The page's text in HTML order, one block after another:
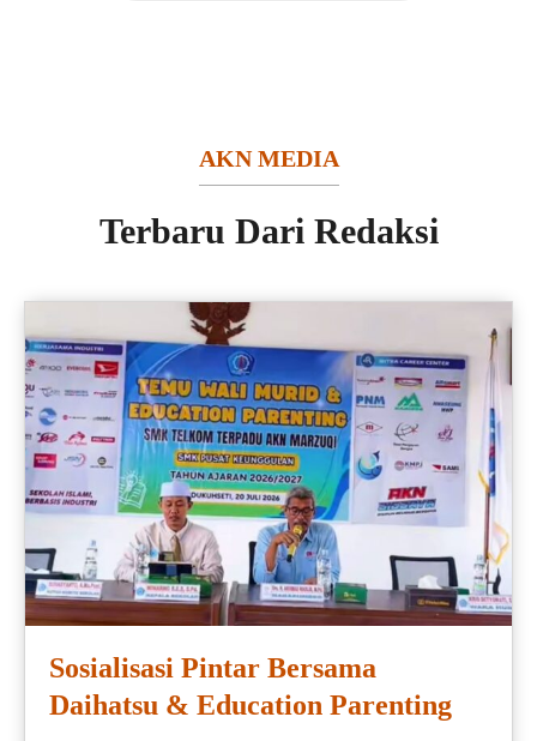
AKN MEDIA
Terbaru Dari Redaksi
Sosialisasi Pintar Bersama
Daihatsu & Education Parenting